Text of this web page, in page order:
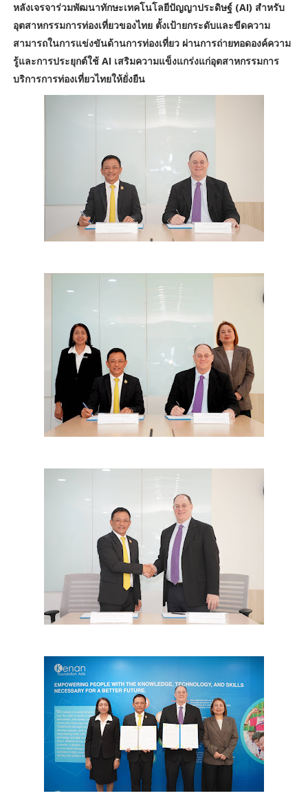
หลังเจรจาร่วมพัฒนาทักษะเทคโนโลยีปัญญาประดิษฐ์ (AI) สำหรับ
อุตสาหกรรมการท่องเที่ยวของไทย ตั้งเป้ายกระดับและขีดความ
สามารถในการแข่งขันด้านการท่องเที่ยว ผ่านการถ่ายทอดองค์ความ
รู้และการประยุกต์ใช้ AI เสริมความแข็งแกร่งแก่อุตสาหกรรมการ
บริการการท่องเที่ยวไทยให้ยั่งยืน